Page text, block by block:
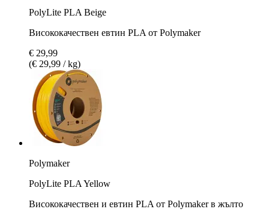
PolyLite PLA Beige
Висококачествен евтин PLA от Polymaker
€ 29,99
(€ 29,99 / kg)
Polymaker
PolyLite PLA Yellow
Висококачествен и евтин PLA от Polymaker в жълто